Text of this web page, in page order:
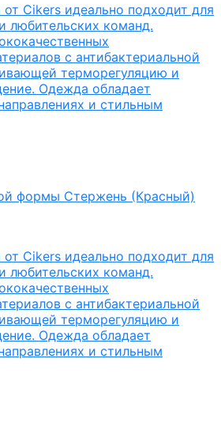
Cikers идеально подходит для
любительских команд.
с антибактериальной
терморегуляцию и
Одежда обладает
и стильным
формы Стержень (Красный)
Cikers идеально подходит для
любительских команд.
с антибактериальной
терморегуляцию и
Одежда обладает
и стильным